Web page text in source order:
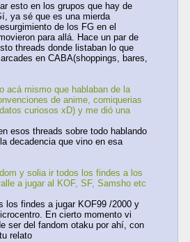
esto en los grupos que hay de
ya sé que es una mierda
de los FG en el
para allá. Hace un par de
threads donde listaban lo que
en CABA(shoppings, bares,
acá mismo que hablaban de la
de anime, comiquerias
curiosos xD) y me dió una
esos threads sobre todo hablando
decadencia que vino en esa
y solia ir todos los findes a los
a jugar al KOF, SF, Samsho etc
los findes a jugar KOF99 /2000 y
En cierto momento vi
ser del fandom otaku por ahí, con
relato